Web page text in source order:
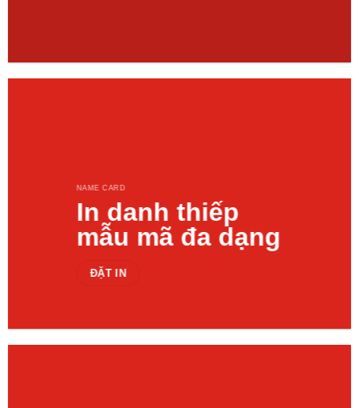
NAME CARD
In danh thiếp
mẫu mã đa dạng
ĐẶT IN